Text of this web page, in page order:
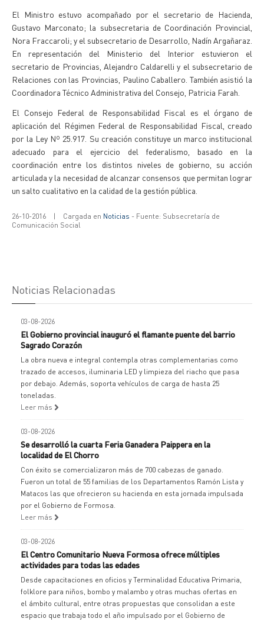
El Ministro estuvo acompañado por el secretario de Hacienda,
Gustavo Marconato; la subsecretaria de Coordinación Provincial,
Nora Fraccaroli; y el subsecretario de Desarrollo, Nadín Argañaraz.
En representación del Ministerio del Interior estuvieron el
secretario de Provincias, Alejandro Caldarelli y el subsecretario de
Relaciones con las Provincias, Paulino Caballero. También asistió la
Coordinadora Técnico Administrativa del Consejo, Patricia Farah.
El Consejo Federal de Responsabilidad Fiscal es el órgano de
aplicación del Régimen Federal de Responsabilidad Fiscal, creado
por la Ley Nº 25.917. Su creación constituye un marco institucional
adecuado para el ejercicio del federalismo, basado en la
coordinación entre los distintos niveles de gobierno, su acción
articulada y la necesidad de alcanzar consensos que permitan lograr
un salto cualitativo en la calidad de la gestión pública.
26-10-2016 | Cargada en Noticias - Fuente: Subsecretaría de
Comunicación Social
Noticias Relacionadas
03-08-2026
El Gobierno provincial inauguró el flamante puente del barrio
Sagrado Corazón
La obra nueva e integral contempla otras complementarias como
trazado de accesos, iluminaria LED y limpieza del riacho que pasa
por debajo. Además, soporta vehículos de carga de hasta 25
toneladas.
Leer más
03-08-2026
Se desarrolló la cuarta Feria Ganadera Paippera en la
localidad de El Chorro
Con éxito se comercializaron más de 700 cabezas de ganado.
Fueron un total de 55 familias de los Departamentos Ramón Lista y
Matacos las que ofrecieron su hacienda en esta jornada impulsada
por el Gobierno de Formosa.
Leer más
03-08-2026
El Centro Comunitario Nueva Formosa ofrece múltiples
actividades para todas las edades
Desde capacitaciones en oficios y Terminalidad Educativa Primaria,
folklore para niños, bombo y malambo y otras muchas ofertas en
el ámbito cultural, entre otras propuestas que consolidan a este
espacio que trabaja todo el año impulsado por el Gobierno de